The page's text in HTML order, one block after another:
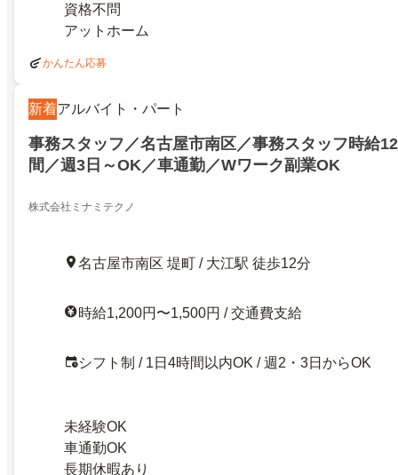
資格不問
アットホーム
かんたん応募
新着アルバイト・パート
事務スタッフ／名古屋市南区／事務スタッフ時給
間／週3日～OK／車通勤／Wワーク副業OK
株式会社ミナミテクノ
名古屋市南区 堤町 / 大江駅 徒歩12分
時給1,200円〜1,500円 / 交通費支給
シフト制 / 1日4時間以内OK / 週2・3日からOK
未経験OK
車通勤OK
長期休暇あり